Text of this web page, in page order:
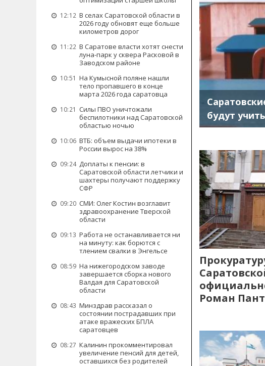
12:12 В селах Саратовской области в
2026 году обновят еще больше
километров дорог
11:22 В Саратове власти хотят снести
луна-парк у сквера Расковой в
Заводском районе
10:51 На Кумысной поляне нашли
тело пропавшего в конце
марта 2026 года саратовца
10:21 Силы ПВО уничтожали
беспилотники над Саратовской
областью ночью
10:06 ВТБ: объем выдачи ипотеки в
России вырос на 38%
09:24 Доплаты к пенсии: в
Саратовской области летчики и
шахтеры получают поддержку
СФР
09:20 СМИ: Олег Костин возглавит
здравоохранение Тверской
области
09:13 Работа не останавливается ни
на минуту: как борются с
тлением свалки в Энгельсе
08:59 На нижегородском заводе
завершается сборка нового
Валдая для Саратовской
области
08:43 Минздрав рассказал о
состоянии пострадавших при
атаке вражеских БПЛА
саратовцев
08:27 Калинин прокомментировал
увеличение пенсий для детей,
оставшихся без родителей
будут
Роман